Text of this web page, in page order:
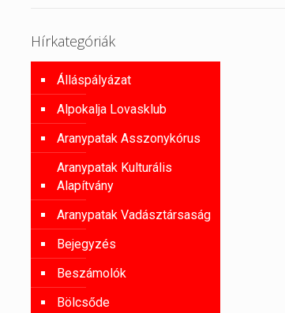
Hírkategóriák
Álláspályázat
Alpokalja Lovasklub
Aranypatak Asszonykórus
Aranypatak Kulturális
Alapítvány
Aranypatak Vadásztársaság
Bejegyzés
Beszámolók
Bölcsőde